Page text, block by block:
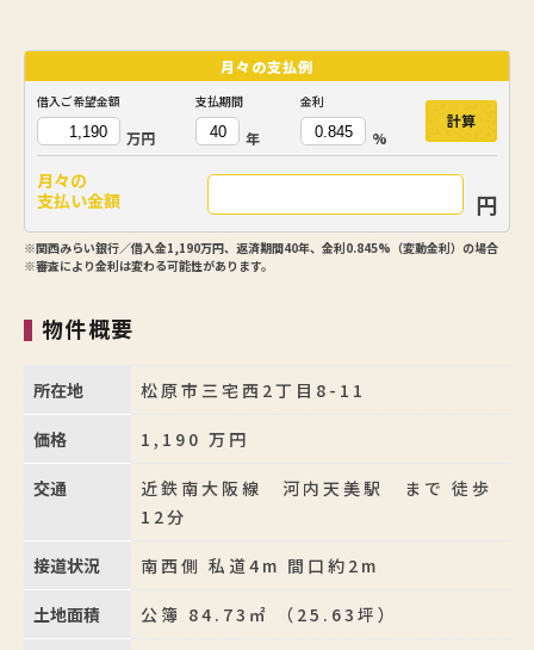
月々の支払例
借入ご希望金額
万円
支払期間
年
金利
%
計算
月々の
支払い金額
円
※関西みらい銀行／借入金1,190万円、返済期間40年、金利0.845%（変動金利）の場合
※審査により金利は変わる可能性があります。
物件概要
所在地 松原市三宅西2丁目8-11
価格 1,190 万円
交通
近鉄南大阪線 河内天美駅 まで 徒歩
12分
接道状況 南西側 私道4m 間口約2m
土地面積 公簿 84.73㎡ （25.63坪）